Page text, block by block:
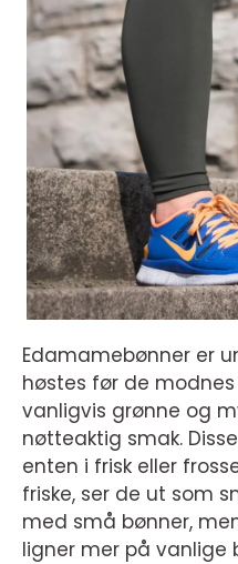
Edamamebønner er
høstes før de
vanligvis grønne og
nøtteaktig smak.
enten i frisk eller
friske, ser de ut som
med små bønner,
ligner mer på vanlige